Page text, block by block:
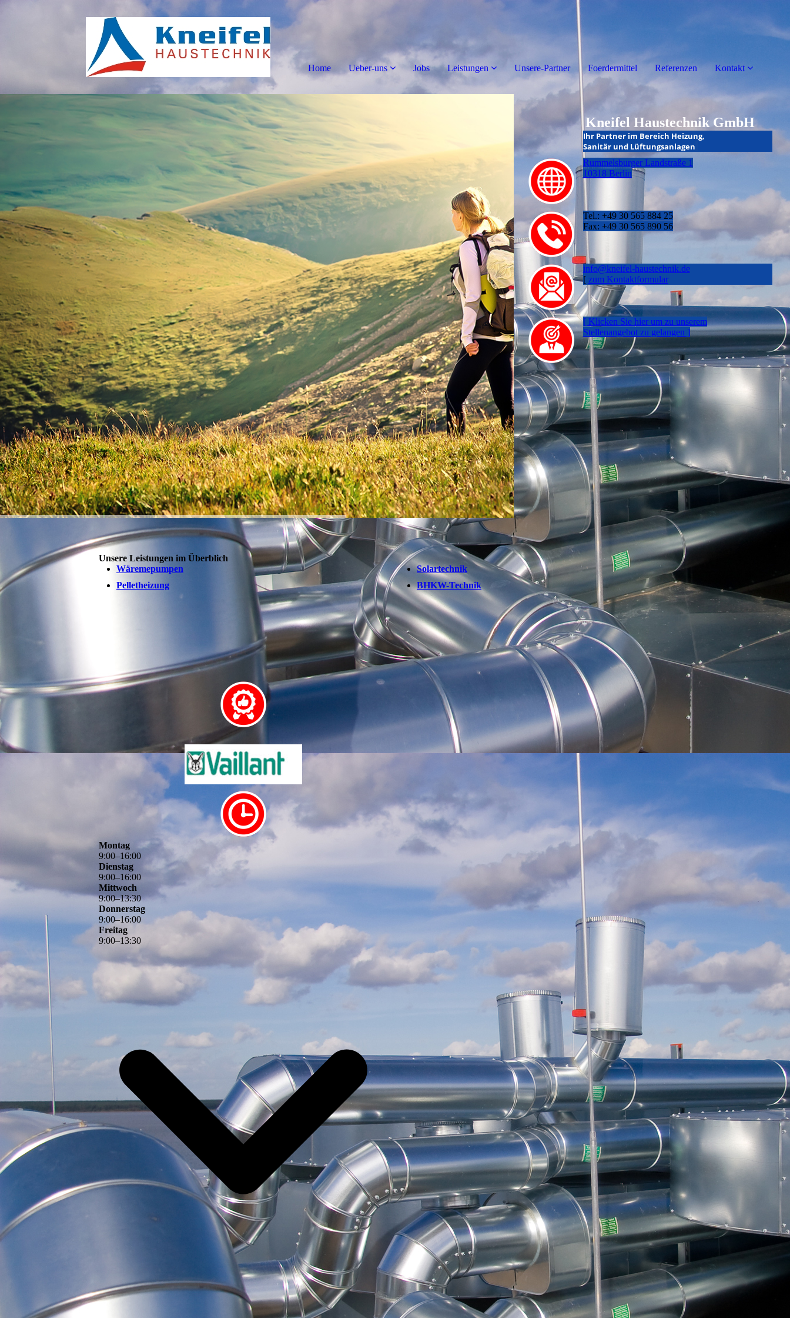
Home Ueber-uns Jobs Leistungen Unsere-Partner Foerdermittel Referenzen Kontakt
Kneifel Haustechnik GmbH
Ihr Partner im Bereich Heizung,
Sanitär und Lüftungsanlagen
Rummelsburger Landstraße 1
10318 Berlin
Tel.: +49 30 565 884 25
Fax: +49 30 565 890 56
info@kneifel-haustechnik.de
[ zum Kontaktformular
[ Klicken Sie hier um zu un­se­rem
Stellen­an­gebot zu gelangen ]
Unsere Leistungen im Überblich
Wäremepumpen
Solartechnik
Pelletheizung
BHKW-Technik
Montag
9:00–16:00
Dienstag
9:00–16:00
Mittwoch
9:00–13:30
Donnerstag
9:00–16:00
Freitag
9:00–13:30